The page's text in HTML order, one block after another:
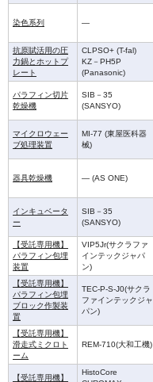
染色系列 ―
抗原賦活用の圧
力鍋とホットプ
レート
CLPSO+ (T-fal)
KZ－PH5P
(Panasonic)
パラフィン切片
乾燥機
SIB－35
(SANSYO)
マイクロウェー
ブ処理装置
MI-77 (東屋医科器
械)
器具乾燥機 ― (AS ONE)
インキュベータ
ー
SIB－35
(SANSYO)
【受託専用機】
パラフィン包埋
装置
VIP5Jr(サクラファ
インテックジャパ
ン)
【受託専用機】
パラフィン包埋
ブロック作製装
置
TEC-P-S-J0(サクラ
ファインテックジャ
パン)
【受託専用機】
滑走式ミクロト
ーム
REM-710(大和工機)
【受託専用機】
HistoCore